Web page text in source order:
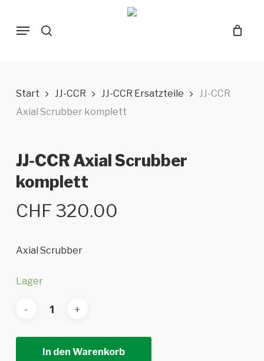
Menu
Start JJ-CCR JJ-CCR Ersatzteile
JJ-CCR
Axial Scrubber komplett
JJ-CCR Axial Scrubber
komplett
CHF 320.00
Axial Scrubber
Lager
In den Warenkorb